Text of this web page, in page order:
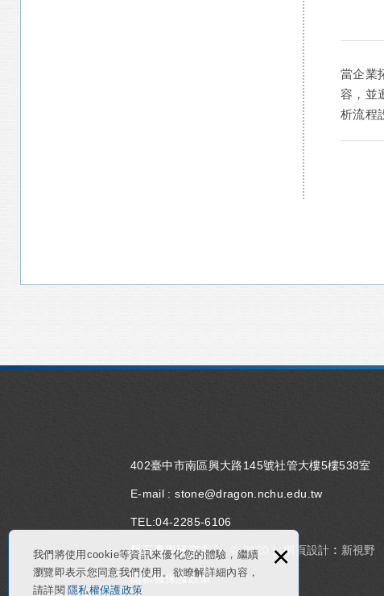
我們將使用cookie等資訊來優化您的體驗，繼續
瀏覽即表示您同意我們使用。欲瞭解詳細內容，
請詳閱 隱私權保護政策
×
當企業
容，並
析流程
402臺中市南區興大路145號社管大樓5樓538室
E-mail :stone@dragon.nchu.edu.tw
TEL:04-2285-6106
磐石產學研究中心 © 2020 | 網頁設計 : 新視野
隱私權保護政策